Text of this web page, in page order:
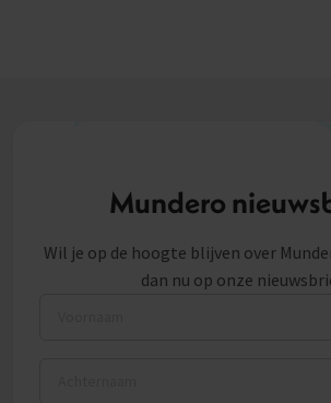
Mundero
Wil je op de hoogte blijven over
dan nu op onze